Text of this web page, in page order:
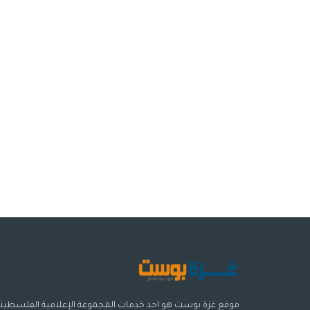
موقع غزة بوست هو احد خدمات المجموعة الإعلامية